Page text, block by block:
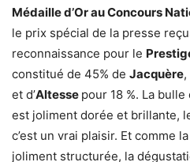
Médaille d’Or au Concours
le prix spécial de la presse
reconnaissance pour le
constitué de 45% de Jacquère,
et d’Altesse pour 18 %. La
est joliment dorée et brillante,
c’est un vrai plaisir. Et comme
joliment structurée, la